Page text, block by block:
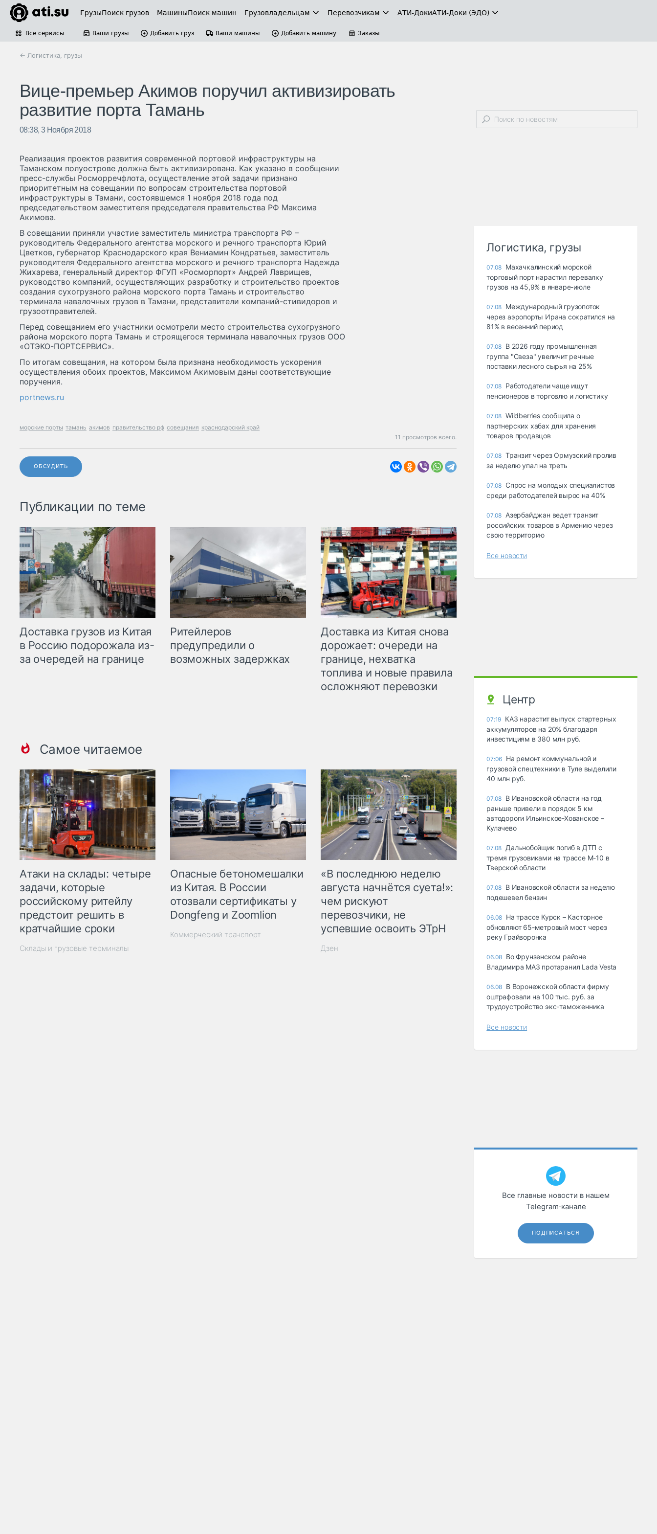
ГрузыПоиск грузов МашиныПоиск машин Грузовладельцам Перевозчикам АТИ-ДокиАТИ-Доки (ЭДО)
Все сервисы Ваши грузы Добавить груз Ваши машины Добавить машину Заказы
← Логистика, грузы
Вице-премьер Акимов поручил активизировать
развитие порта Тамань
08:38, 3 Ноября 2018
Реализация проектов развития современной портовой инфраструктуры на
Таманском полуострове должна быть активизирована. Как указано в сообщении
пресс-службы Росморречфлота, осуществление этой задачи признано
приоритетным на совещании по вопросам строительства портовой
инфраструктуры в Тамани, состоявшемся 1 ноября 2018 года под
председательством заместителя председателя правительства РФ Максима
Акимова.
В совещании приняли участие заместитель министра транспорта РФ –
руководитель Федерального агентства морского и речного транспорта Юрий
Цветков, губернатор Краснодарского края Вениамин Кондратьев, заместитель
руководителя Федерального агентства морского и речного транспорта Надежда
Жихарева, генеральный директор ФГУП «Росморпорт» Андрей Лаврищев,
руководство компаний, осуществляющих разработку и строительство проектов
создания сухогрузного района морского порта Тамань и строительство
терминала навалочных грузов в Тамани, представители компаний-стивидоров и
грузоотправителей.
Перед совещанием его участники осмотрели место строительства сухогрузного
района морского порта Тамань и строящегося терминала навалочных грузов ООО
«ОТЭКО-ПОРТСЕРВИС».
По итогам совещания, на котором была признана необходимость ускорения
осуществления обоих проектов, Максимом Акимовым даны соответствующие
поручения.
portnews.ru
морские порты тамань акимов правительство рф совещания краснодарский край
11 просмотров всего.
ОБСУДИТЬ
Публикации по теме
Доставка грузов из Китая
в Россию подорожала из-
за очередей на границе
Ритейлеров
предупредили о
возможных задержках
Доставка из Китая снова
дорожает: очереди на
границе, нехватка
топлива и новые правила
осложняют перевозки
Самое читаемое
Атаки на склады: четыре
задачи, которые
российскому ритейлу
предстоит решить в
кратчайшие сроки
Склады и грузовые терминалы
Опасные бетономешалки
из Китая. В России
отозвали сертификаты у
Dongfeng и Zoomlion
Коммерческий транспорт
«В последнюю неделю
августа начнётся суета!»:
чем рискуют
перевозчики, не
успевшие освоить ЭТрН
Дзен
Логистика, грузы
07.08 Махачкалинский морской
торговый порт нарастил перевалку
грузов на 45,9% в январе-июле
07.08 Международный грузопоток
через аэропорты Ирана сократился на
81% в весенний период
07.08 В 2026 году промышленная
группа "Свеза" увеличит речные
поставки лесного сырья на 25%
07.08 Работодатели чаще ищут
пенсионеров в торговлю и логистику
07.08 Wildberries сообщила о
партнерских хабах для хранения
товаров продавцов
07.08 Транзит через Ормузский пролив
за неделю упал на треть
07.08 Спрос на молодых специалистов
среди работодателей вырос на 40%
07.08 Азербайджан ведет транзит
российских товаров в Армению через
свою территорию
Все новости
Центр
07:19 КАЗ нарастит выпуск стартерных
аккумуляторов на 20% благодаря
инвестициям в 380 млн руб.
07:06 На ремонт коммунальной и
грузовой спецтехники в Туле выделили
40 млн руб.
07.08 В Ивановской области на год
раньше привели в порядок 5 км
автодороги Ильинское-Хованское –
Кулачево
07.08 Дальнобойщик погиб в ДТП с
тремя грузовиками на трассе М-10 в
Тверской области
07.08 В Ивановской области за неделю
подешевел бензин
06.08 На трассе Курск – Касторное
обновляют 65-метровый мост через
реку Грайворонка
06.08 Во Фрунзенском районе
Владимира МАЗ протаранил Lada Vesta
06.08 В Воронежской области фирму
оштрафовали на 100 тыс. руб. за
трудоустройство экс-таможенника
Все новости
Все главные новости в нашем
Telegram‑канале
ПОДПИСАТЬСЯ